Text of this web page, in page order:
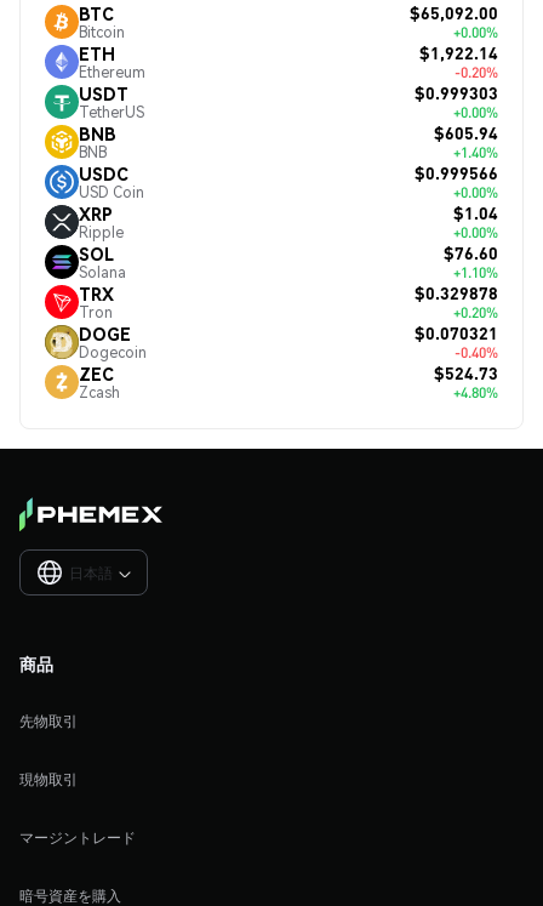
BTC
Bitcoin
$65,092.00
+0.00%
ETH
Ethereum
$1,922.14
-0.20%
USDT
TetherUS
$0.999303
+0.00%
BNB
BNB
$605.94
+1.40%
USDC
USD Coin
$0.999566
+0.00%
XRP
Ripple
$1.04
+0.00%
SOL
Solana
$76.60
+1.10%
TRX
Tron
$0.329878
+0.20%
DOGE
Dogecoin
$0.070321
-0.40%
ZEC
Zcash
$524.73
+4.80%
日本語 
商品
先物取引
現物取引
マージントレード
暗号資産を購入